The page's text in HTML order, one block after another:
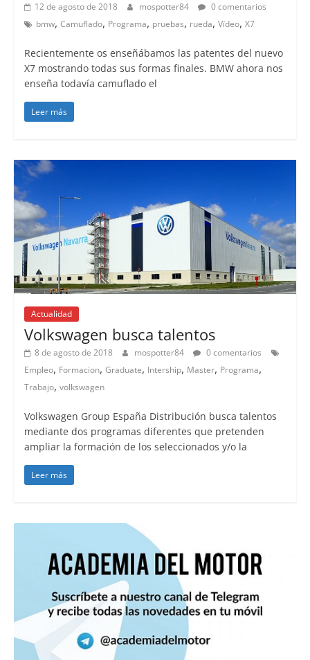
12 de agosto de 2018 mospotter84
0 comentarios
bmw, Camuflado, Programa, pruebas, rueda, Vídeo, X7
Recientemente os enseñábamos las patentes del nuevo
X7 mostrando todas sus formas finales. BMW ahora nos
enseña todavía camuflado el
Leer más
Actualidad
Volkswagen busca talentos
8 de agosto de 2018 mospotter84
0 comentarios
Empleo, Formacion, Graduate, Intership, Master, Programa,
Trabajo, volkswagen
Volkswagen Group España Distribución busca talentos
mediante dos programas diferentes que pretenden
ampliar la formación de los seleccionados y/o la
Leer más